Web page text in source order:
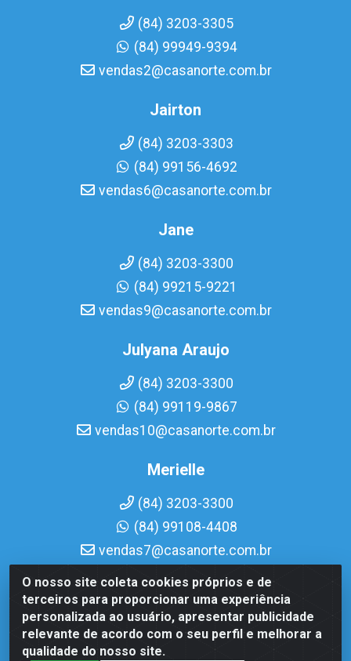
O nosso site coleta cookies próprios e de
terceiros para proporcionar uma experiência
personalizada ao usuário, apresentar publicidade
relevante de acordo com o seu perfil e melhorar a
qualidade do nosso site.
(84) 3203-3305
(84) 99949-9394
vendas2@casanorte.com.br
Jairton
(84) 3203-3303
(84) 99156-4692
vendas6@casanorte.com.br
Jane
(84) 3203-3300
(84) 99215-9221
vendas9@casanorte.com.br
Julyana Araujo
(84) 3203-3300
(84) 99119-9867
vendas10@casanorte.com.br
Merielle
(84) 3203-3300
(84) 99108-4408
vendas7@casanorte.com.br
Casa Norte LTDA - Av. Interventor Mário Câmara, 1815 -
Dix-Sept Rosado, Natal/RN - CEP 59054-600 - CNPJ
08.713.513/0001-51